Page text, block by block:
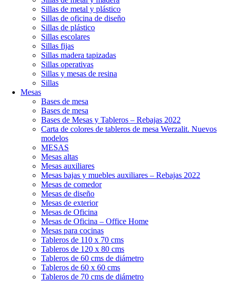
Sillas de metal y plástico
Sillas de oficina de diseño
Sillas de plástico
Sillas escolares
Sillas fijas
Sillas madera tapizadas
Sillas operativas
Sillas y mesas de resina
Sillas
Mesas
Bases de mesa
Bases de mesa
Bases de Mesas y Tableros – Rebajas 2022
Carta de colores de tableros de mesa Werzalit. Nuevos
modelos
MESAS
Mesas altas
Mesas auxiliares
Mesas bajas y muebles auxiliares – Rebajas 2022
Mesas de comedor
Mesas de diseño
Mesas de exterior
Mesas de Oficina
Mesas de Oficina – Office Home
Mesas para cocinas
Tableros de 110 x 70 cms
Tableros de 120 x 80 cms
Tableros de 60 cms de diámetro
Tableros de 60 x 60 cms
Tableros de 70 cms de diámetro